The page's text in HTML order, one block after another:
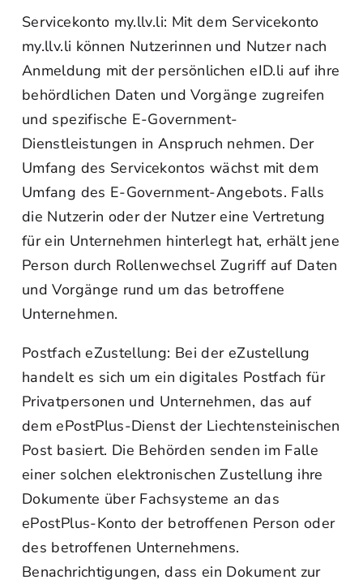
Servicekonto my.llv.li: Mit dem Servicekonto
my.llv.li können Nutzerinnen und Nutzer nach
Anmeldung mit der persönlichen eID.li auf ihre
behördlichen Daten und Vorgänge zugreifen
und spezifische E-Government-
Dienstleistungen in Anspruch nehmen. Der
Umfang des Servicekontos wächst mit dem
Umfang des E-Government-Angebots. Falls
die Nutzerin oder der Nutzer eine Vertretung
für ein Unternehmen hinterlegt hat, erhält jene
Person durch Rollenwechsel Zugriff auf Daten
und Vorgänge rund um das betroffene
Unternehmen.
Postfach eZustellung: Bei der eZustellung
handelt es sich um ein digitales Postfach für
Privatpersonen und Unternehmen, das auf
dem ePostPlus-Dienst der Liechtensteinischen
Post basiert. Die Behörden senden im Falle
einer solchen elektronischen Zustellung ihre
Dokumente über Fachsysteme an das
ePostPlus-Konto der betroffenen Person oder
des betroffenen Unternehmens.
Benachrichtigungen, dass ein Dokument zur